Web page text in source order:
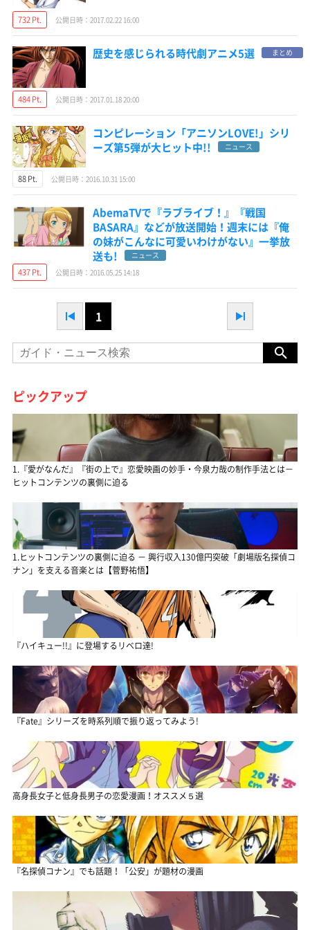
732 Pt. 公開日時：2017.02.22 16:00
歴史を感じられる時代劇アニメ5選 まとめ
484 Pt. 公開日時：2017.01.18 20:00
コンピレーション「アニソンLOVE!」シリ
ーズ第5弾が大ヒット中!!
ニュース
88 Pt. 公開日時：2016.10.31 15:00
AbemaTVで『ラブライブ！』『戦国
BASARA』などが放送開始！週末には『俺
の妹がこんなに可愛いわけがない』一挙放
送も!
ニュース
437 Pt. 公開日時：2016.05.25 14:18
1
ピックアップ
1.『愛がなんだ』『街の上で』恋愛映画の妙手・今泉力哉の制作手法とは－
ヒットコンテンツの裏側に迫る
1.ヒットコンテンツの裏側に迫る － 興行収入130億円突破「劇場版名探偵コ
ナン」を支える音楽とは【菅野祐悟】
『ハイキュー!!』に登場するリベロ達!
『Fate』シリーズを時系列順で振り返ってみよう!
高身長女子と低身長男子の恋愛漫画！オススメ５選
『名探偵コナン』でも話題！「公安」が題材の漫画